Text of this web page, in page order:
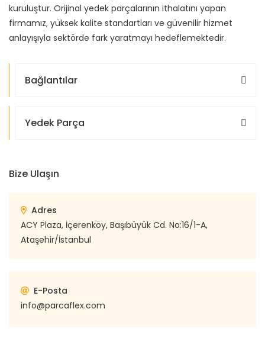
kuruluştur. Orijinal yedek parçalarının ithalatını yapan
firmamız, yüksek kalite standartları ve güvenilir hizmet
anlayışıyla sektörde fark yaratmayı hedeflemektedir.
Bağlantılar
Yedek Parça
Bize Ulaşın
Adres
ACY Plaza, İçerenköy, Başıbüyük Cd. No:16/1-A,
Ataşehir/İstanbul
E-Posta
info@parcaflex.com